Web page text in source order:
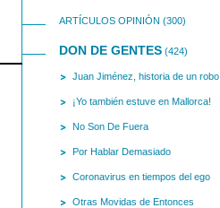
ARTÍCULOS OPINIÓN (300)
DON DE GENTES (424)
Juan Jiménez, historia de un robo
¡Yo también estuve en Mallorca!
No Son De Fuera
Por Hablar Demasiado
Coronavirus en tiempos del ego
Otras Movidas de Entonces